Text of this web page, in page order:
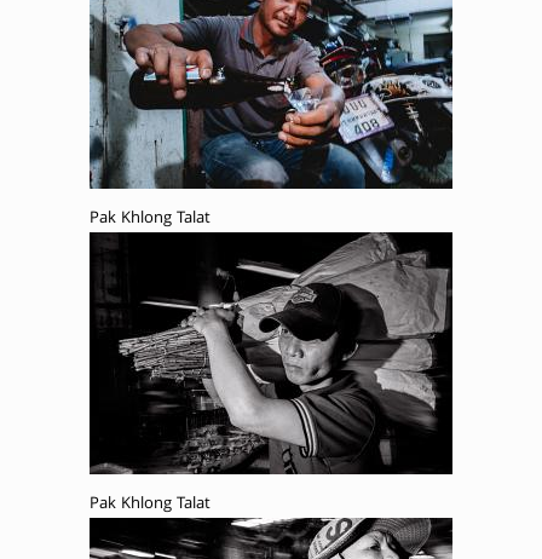
Pak Khlong Talat
Pak Khlong Talat